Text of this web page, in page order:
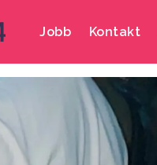
Jobb Kontakt